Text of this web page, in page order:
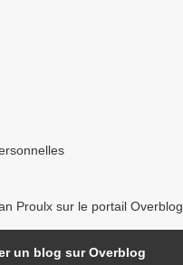
Proulx sur le portail Overblog
un blog sur Overblog